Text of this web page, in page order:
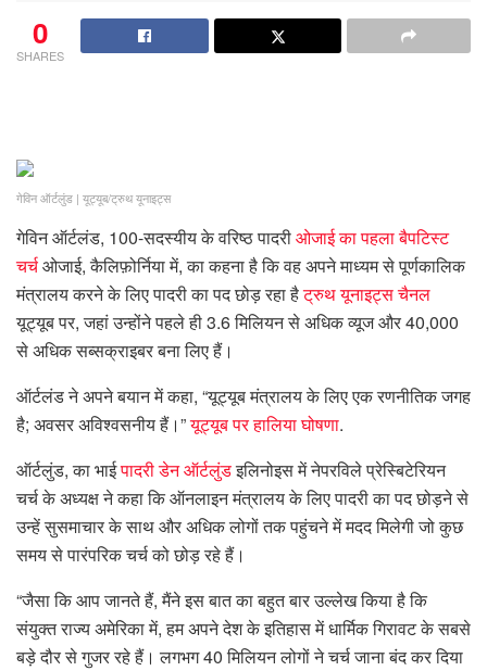
0
SHARES
गेविन ऑर्टलुंड | यूट्यूब/ट्रुथ यूनाइट्स
गेविन ऑर्टलंड, 100-सदस्यीय के वरिष्ठ पादरीओजाई का पहला बैपटिस्ट
चर्चओजाई, कैलिफ़ोर्निया में, का कहना है कि वह अपने माध्यम से पूर्णकालिक
मंत्रालय करने के लिए पादरी का पद छोड़ रहा हैट्रुथ यूनाइट्स चैनल
यूट्यूब पर, जहां उन्होंने पहले ही 3.6 मिलियन से अधिक व्यूज और 40,000
से अधिक सब्सक्राइबर बना लिए हैं।
ऑर्टलंड ने अपने बयान में कहा, “यूट्यूब मंत्रालय के लिए एक रणनीतिक जगह
है; अवसर अविश्वसनीय हैं।”यूट्यूब पर हालिया घोषणा.
ऑर्टलुंड, का भाईपादरी डेन ऑर्टलुंडइलिनोइस में नेपरविले प्रेस्बिटेरियन
चर्च के अध्यक्ष ने कहा कि ऑनलाइन मंत्रालय के लिए पादरी का पद छोड़ने से
उन्हें सुसमाचार के साथ और अधिक लोगों तक पहुंचने में मदद मिलेगी जो कुछ
समय से पारंपरिक चर्च को छोड़ रहे हैं।
“जैसा कि आप जानते हैं, मैंने इस बात का बहुत बार उल्लेख किया है कि
संयुक्त राज्य अमेरिका में, हम अपने देश के इतिहास में धार्मिक गिरावट के सबसे
बड़े दौर से गुजर रहे हैं। लगभग 40 मिलियन लोगों ने चर्च जाना बंद कर दिया